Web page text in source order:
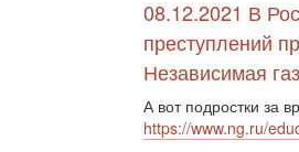
08.12.2021 В
преступлений
Независимая
А вот подростки за
https://www.ng.ru/